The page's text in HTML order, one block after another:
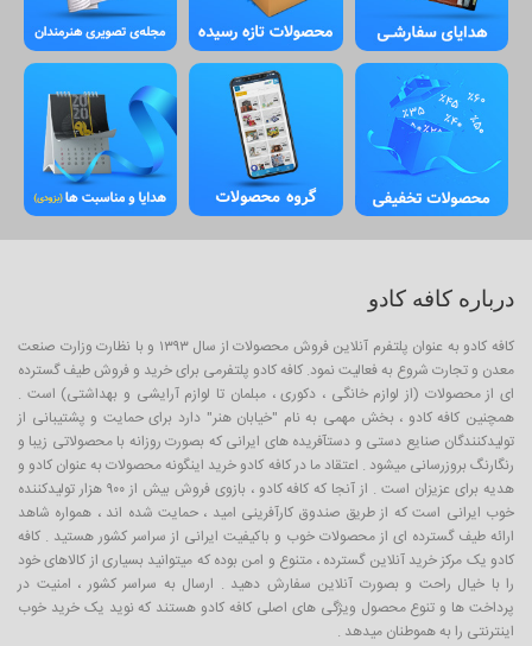
درباره کافه کادو
کافه کادو به عنوان پلتفرم آنلاین فروش محصولات از سال ۱۳۹۳ و با نظارت وزارت صنعت
معدن و تجارت شروع به فعالیت نمود. کافه کادو پلتفرمی برای خرید و فروش طیف گسترده
ای از محصولات (از لوازم خانگی ، دکوری ، مبلمان تا لوازم آرایشی و بهداشتی) است .
همچنین کافه کادو ، بخش مهمی به نام "خیابان هنر" دارد برای حمایت و پشتیبانی از
تولیدکنندگان صنایع دستی و دستآفریده های ایرانی که بصورت روزانه با محصولاتی زیبا و
رنگارنگ بروزرسانی میشود . اعتقاد ما در کافه کادو خرید اینگونه محصولات به عنوان کادو و
هدیه برای عزیزان است . از آنجا که کافه کادو ، بازوی فروش بیش از ۹۰۰ هزار تولیدکننده
خوب ایرانی است که از طریق صندوق کارآفرینی امید ، حمایت شده اند ، همواره شاهد
ارائه طیف گسترده ای از محصولات خوب و باکیفیت ایرانی از سراسر کشور هستید . کافه
کادو یک مرکز خرید آنلاین گسترده ، متنوع و امن بوده که میتوانید بسیاری از کالاهای خود
را با خیال راحت و بصورت آنلاین سفارش دهید . ارسال به سراسر کشور ، امنیت در
پرداخت ها و تنوع محصول ویژگی های اصلی کافه کادو هستند که نوید یک خرید خوب
اینترنتی را به هموطنان میدهد .